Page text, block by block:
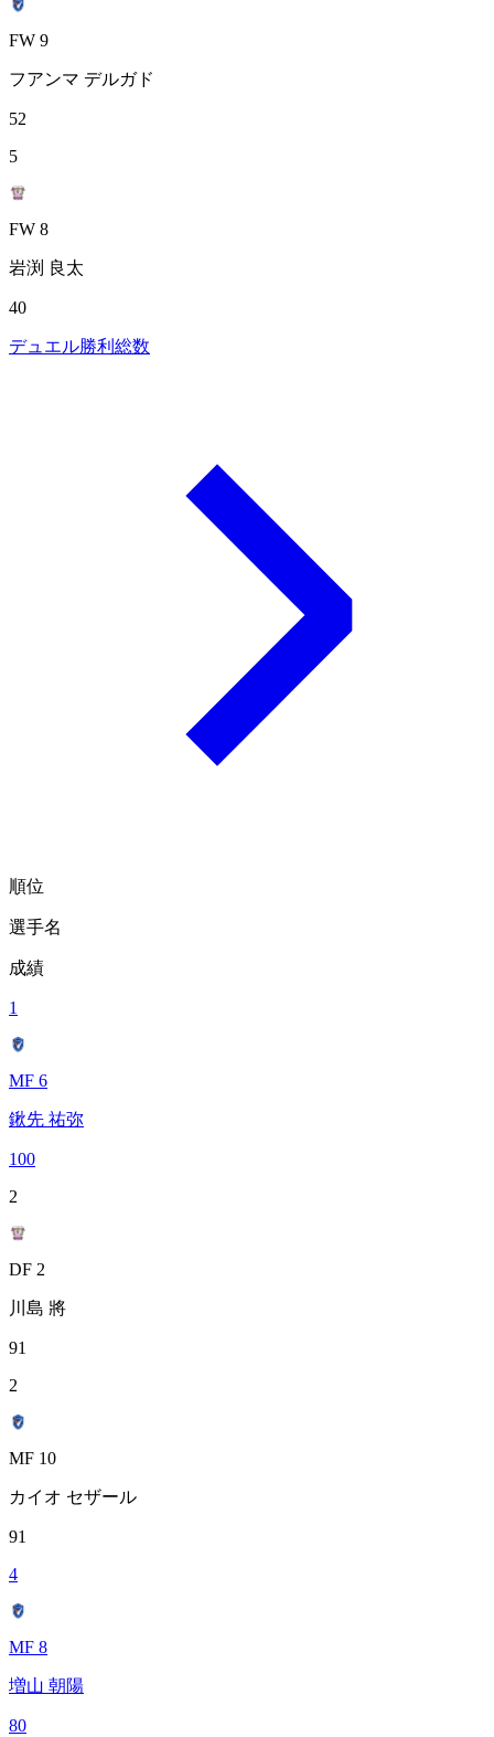
FW 9
フアンマ デルガド
52
5
FW 8
岩渕 良太
40
デュエル勝利総数
順位
選手名
成績
1
MF 6
鍬先 祐弥
100
2
DF 2
川島 將
91
2
MF 10
カイオ セザール
91
4
MF 8
増山 朝陽
80